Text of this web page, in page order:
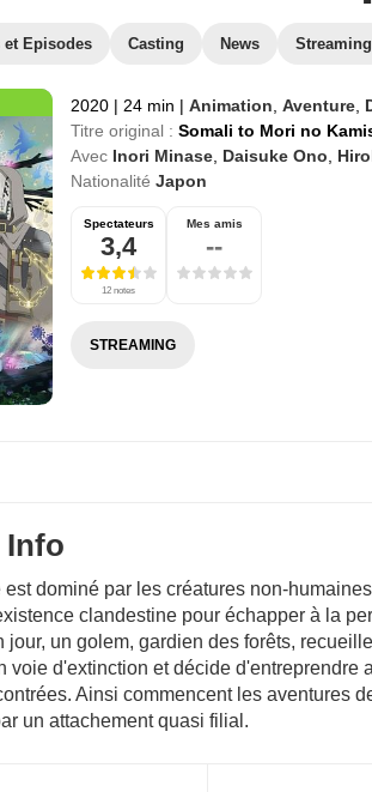
et Episodes Casting News Streaming
2020 | 24 min | Animation Aventure
Titre original : Somali to Mori no
Avec Inori Minase Daisuke Ono
Nationalité Japon
Spectateurs
3,4
12 notes
Mes amis
--
STREAMING
Info
dominé par les créatures non-
clandestine pour échapper à la
jour, un golem, gardien des forêts,
voie d'extinction et décide d'entreprendre
Ainsi commencent les aventures
un attachement quasi filial.